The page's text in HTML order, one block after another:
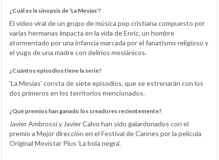
¿Cuál es la sinopsis de 'La Mesías'?
El vídeo viral de un grupo de música pop cristiana compuesto por
varias hermanas impacta en la vida de Enric, un hombre
atormentado por una infancia marcada por el fanatismo religioso y
el yugo de una madre con delirios mesiánicos.
¿Cuántos episodios tiene la serie?
'La Mesías' consta de siete episodios, que se estrenarán con los
dos primeros en los territorios mencionados.
¿Qué premios han ganado los creadores recientemente?
Javier Ambrossi y Javier Calvo han sido galardonados con el
premio a Mejor dirección en el Festival de Cannes por la película
Original Movistar Plus ‘La bola negra’.